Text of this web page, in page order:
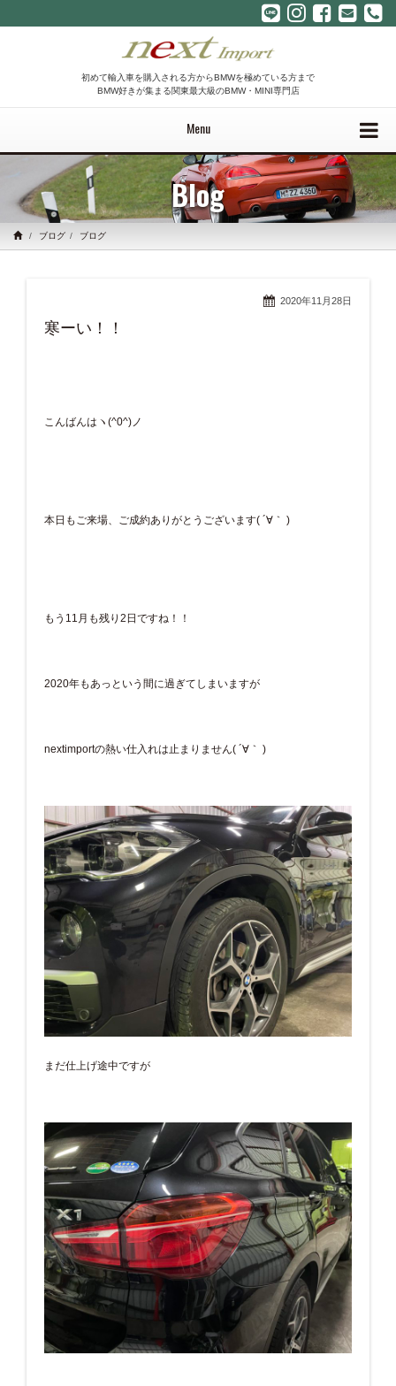
初めて輸入車を購入される方からBMWを極めている方まで
BMW好きが集まる関東最大級のBMW・MINI専門店
Menu
Blog
ブログ ブログ
2020年11月28日
寒ーい！！
こんばんはヽ(^0^)ノ
本日もご来場、ご成約ありがとうございます( ´∀｀ )
もう11月も残り2日ですね！！
2020年もあっという間に過ぎてしまいますが
nextimportの熱い仕入れは止まりません( ´∀｀ )
まだ仕上げ途中ですが